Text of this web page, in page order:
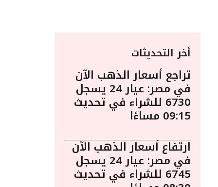
أخر التحديثات
تراجع أسعار الذهب الآن
في مصر: عيار 24 يسجل
6730 للشراء في تحديث
09:15 مساءًا
ارتفاع أسعار الذهب الآن
في مصر: عيار 24 يسجل
6745 للشراء في تحديث